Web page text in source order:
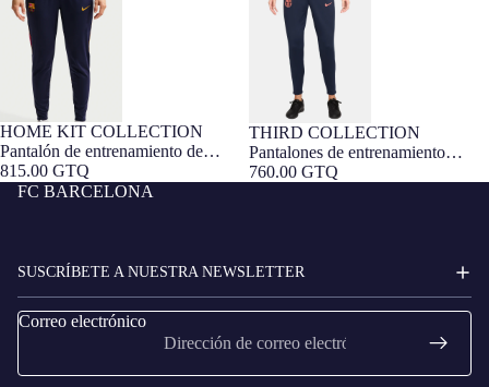
HOME KIT COLLECTION
Pantalón de entrenamiento de
mujer FC Barcelona 26/27
815.00 GTQ
Barcelona - Mujer
THIRD COLLECTION
Pantalones de entrenamiento
tercera equipación 25/26 T90 FC
760.00 GTQ
FC BARCELONA
SUSCRÍBETE A NUESTRA NEWSLETTER
Correo electrónico